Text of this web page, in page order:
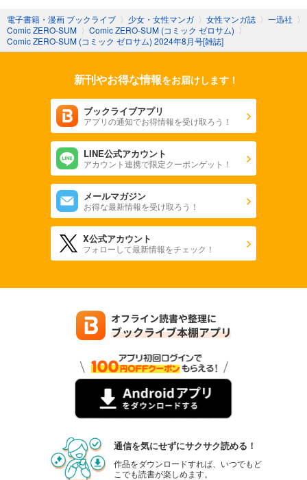
あらすじを表示する
あらすじを表示する
509円 (税込)
あらすじを表示する
509円 (税込)
あらすじを表示する
あらすじを表示する
509円 (税込)
電子書籍・漫画 ブックライブ 〉 少女・女性マンガ 〉 女性マンガ誌 〉 一迅社 〉
Comic ZERO-SUM 〉 Comic ZERO-SUM (コミック ゼロサム) 〉
Comic ZERO-SUM (コミック ゼロサム) 2024年8月号[雑誌]
新刊やお得な情報をお届けします！
ブックライブアプリ
アプリの通知でお得情報を受け取ろう！
LINE公式アカウント
アカウント連携で限定クーポンゲット！
メールマガジン
お得な最新情報を受け取ろう！
X公式アカウント
フォローして最新情報をチェック！
通信を気にせずにサクサク読める！
作品をダウンロードすれば、いつでもど
こでも読書が楽しめます。